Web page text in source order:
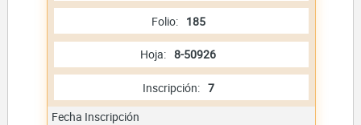
Folio: 185
Hoja: 8-50926
Inscripción: 7
Fecha Inscripción